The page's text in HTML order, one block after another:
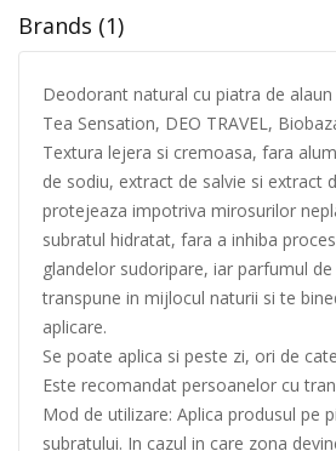
Brands (1)
Deodorant natural cu piatra de
Tea Sensation, DEO TRAVEL,
Textura lejera si cremoasa, fara
de sodiu, extract de salvie si extract
protejeaza impotriva mirosurilor
subratul hidratat, fara a inhiba
glandelor sudoripare, iar parfumul
transpune in mijlocul naturii si te
aplicare.
Se poate aplica si peste zi, ori de
Este recomandat persoanelor cu
Mod de utilizare: Aplica produsul pe
subratului. In cazul in care zona